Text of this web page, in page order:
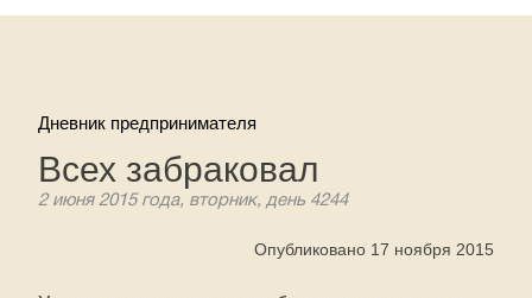
Дневник предпринимателя
Всех забраковал
2 июня 2015 года, вторник, день 4244
Опубликовано 17 ноября 2015